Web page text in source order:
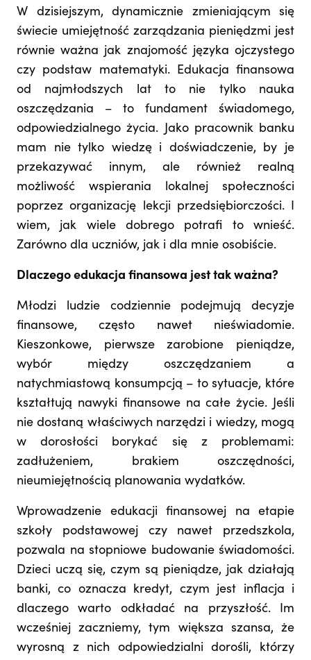
W dzisiejszym, dynamicznie zmieniającym się
świecie umiejętność zarządzania pieniędzmi jest
równie ważna jak znajomość języka ojczystego
czy podstaw matematyki. Edukacja finansowa
od najmłodszych lat to nie tylko nauka
oszczędzania – to fundament świadomego,
odpowiedzialnego życia. Jako pracownik banku
mam nie tylko wiedzę i doświadczenie, by je
przekazywać innym, ale również realną
możliwość wspierania lokalnej społeczności
poprzez organizację lekcji przedsiębiorczości. I
wiem, jak wiele dobrego potrafi to wnieść.
Zarówno dla uczniów, jak i dla mnie osobiście.
Dlaczego edukacja finansowa jest tak ważna?
Młodzi ludzie codziennie podejmują decyzje
finansowe, często nawet nieświadomie.
Kieszonkowe, pierwsze zarobione pieniądze,
wybór między oszczędzaniem a
natychmiastową konsumpcją – to sytuacje, które
kształtują nawyki finansowe na całe życie. Jeśli
nie dostaną właściwych narzędzi i wiedzy, mogą
w dorosłości borykać się z problemami:
zadłużeniem, brakiem oszczędności,
nieumiejętnością planowania wydatków.
Wprowadzenie edukacji finansowej na etapie
szkoły podstawowej czy nawet przedszkola,
pozwala na stopniowe budowanie świadomości.
Dzieci uczą się, czym są pieniądze, jak działają
banki, co oznacza kredyt, czym jest inflacja i
dlaczego warto odkładać na przyszłość. Im
wcześniej zaczniemy, tym większa szansa, że
wyrosną z nich odpowiedzialni dorośli, którzy